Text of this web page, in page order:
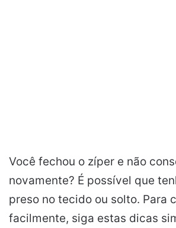
Você fechou o zíper e não
novamente? É possível que
preso no tecido ou solto. Para
facilmente, siga estas dicas